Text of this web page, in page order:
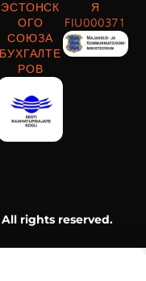
ЭСТОНСК
ОГО
СОЮЗА
БУХГАЛТЕ
РОВ
Я
FIU000371
rights reserved.